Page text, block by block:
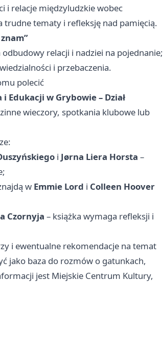
i relacje międzyludzkie wobec
tematy i refleksję nad pamięcią.
relacji i nadziei na pojednanie;
i przebaczenia.
polecić
w Grybowie – Dział
wieczory, spotkania klubowe lub
i Jørna Liera Horsta –
w Emmie Lord i Colleen Hoover
Czornyja – książka wymaga refleksji i
i ewentualne rekomendacje na temat
jako baza do rozmów o gatunkach,
jest Miejskie Centrum Kultury,